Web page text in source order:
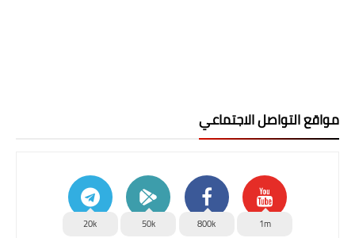
مواقع التواصل الاجتماعي
1m
800k
50k
20k